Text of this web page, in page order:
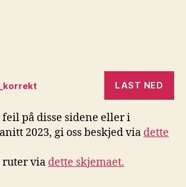
LAST NED
på disse sidene eller i
2023, gi oss beskjed via dette
via dette skjemaet.